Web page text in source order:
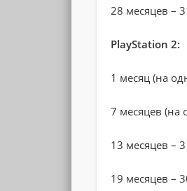
28 месяцев –
PlayStation 2:
1 месяц (на
7 месяцев (на
13 месяцев –
19 месяцев –